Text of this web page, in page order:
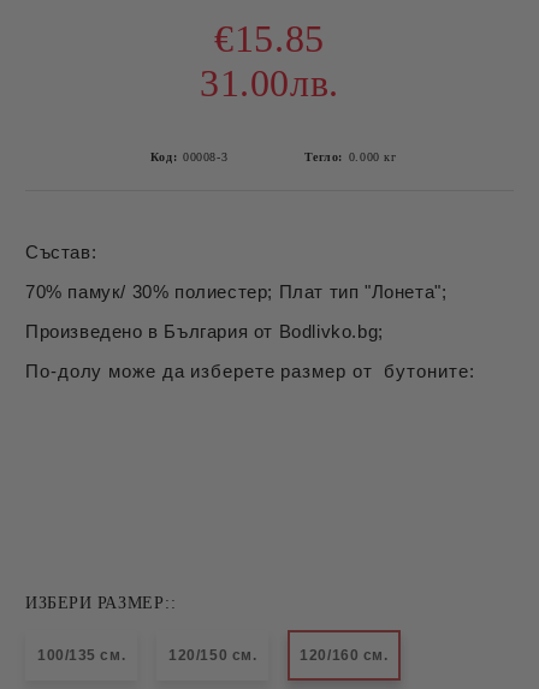
€15.85
31.00лв.
Код: 00008-3 Тегло: 0.000 кг
Състав:
70% памук/ 30% полиестер; Плат тип "Лонета";
Произведено в България от Bodlivko.bg;
По-долу може да изберете размер от бутоните:
ИЗБЕРИ РАЗМЕР::
100/135 см. 120/150 см. 120/160 см.